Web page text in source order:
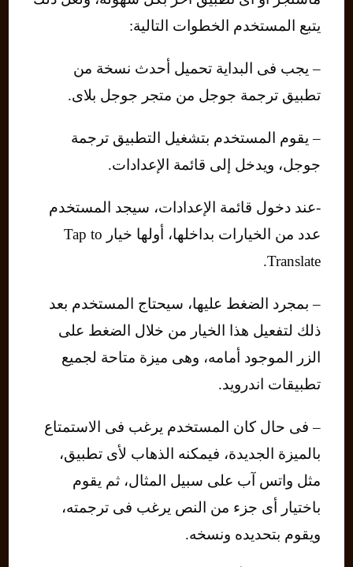
يتبع المستخدم الخطوات التالية:
– يجب فى البداية تحميل أحدث نسخة من
تطبيق ترجمة جوجل من متجر جوجل بلاى.
– يقوم المستخدم بتشغيل التطبيق ترجمة
جوجل، ويدخل إلى قائمة الإعدادات.
-عند دخول قائمة الإعدادات، سيجد المستخدم
عدد من الخيارات بداخلها، أولها خيار Tap to
Translate.
– بمجرد الضغط عليها، سيحتاج المستخدم بعد
ذلك لتفعيل هذا الخيار من خلال الضغط على
الزر الموجود أمامه، وهى ميزة متاحة لجميع
تطبيقات اندرويد.
– فى حال كان المستخدم يرغب فى الاستمتاع
بالميزة الجديدة، فيمكنه الذهاب لأى تطبيق،
مثل واتس آب على سبيل المثال، ثم يقوم
باختيار أى جزء من النص يرغب فى ترجمته،
ويقوم بتحديده ونسخه.